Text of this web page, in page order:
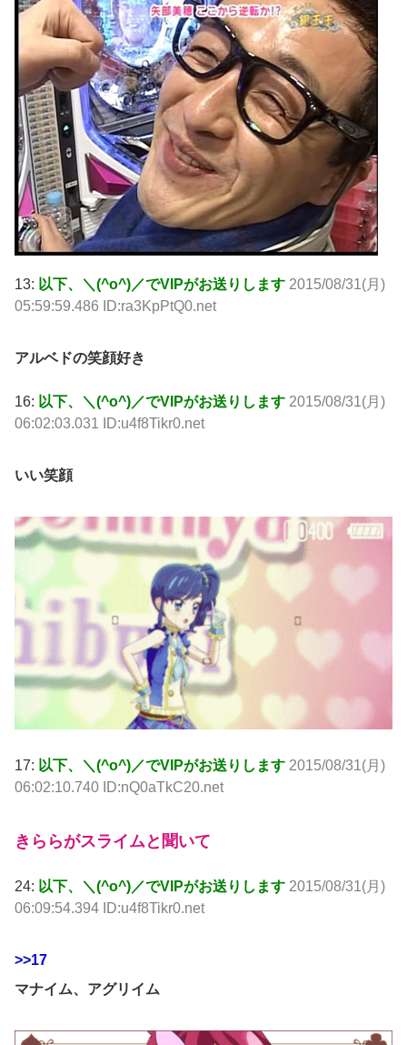
13: 以下、＼(^o^)／でVIPがお送りします 2015/08/31(月)
05:59:59.486 ID:ra3KpPtQ0.net
アルベドの笑顔好き
16: 以下、＼(^o^)／でVIPがお送りします 2015/08/31(月)
06:02:03.031 ID:u4f8Tikr0.net
いい笑顔
17: 以下、＼(^o^)／でVIPがお送りします 2015/08/31(月)
06:02:10.740 ID:nQ0aTkC20.net
きららがスライムと聞いて
24: 以下、＼(^o^)／でVIPがお送りします 2015/08/31(月)
06:09:54.394 ID:u4f8Tikr0.net
>>17
マナイム、アグリイム